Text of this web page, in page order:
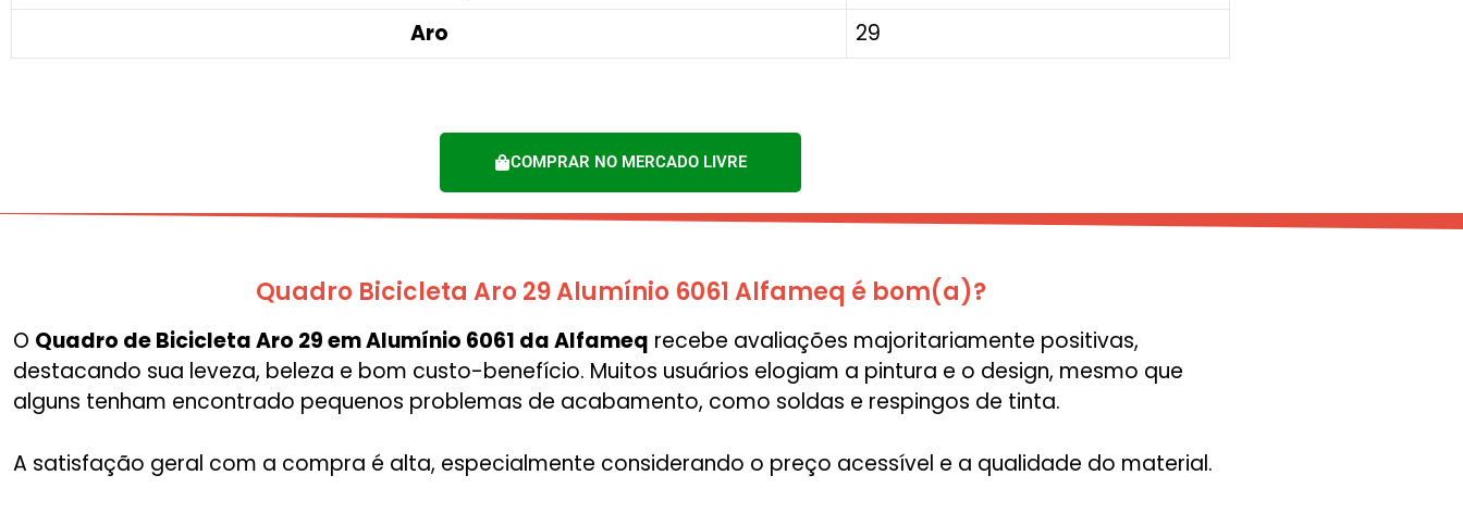
Aro
29
COMPRAR NO MERCADO LIVRE
Quadro Bicicleta Aro 29 Alumínio 6061 Alfameq é bom(a)?
O Quadro de Bicicleta Aro 29 em Alumínio 6061 da Alfameq recebe avaliações majoritariamente positivas,
destacando sua leveza, beleza e bom custo-benefício. Muitos usuários elogiam a pintura e o design, mesmo que
alguns tenham encontrado pequenos problemas de acabamento, como soldas e respingos de tinta.
A satisfação geral com a compra é alta, especialmente considerando o preço acessível e a qualidade do material.